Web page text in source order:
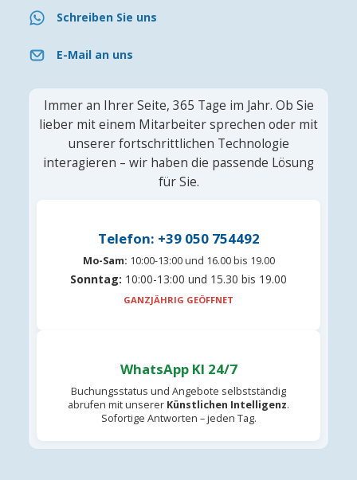
Schreiben Sie uns
E-Mail an uns
Immer an Ihrer Seite, 365 Tage im Jahr. Ob Sie
lieber mit einem Mitarbeiter sprechen oder mit
unserer fortschrittlichen Technologie
interagieren – wir haben die passende Lösung
für Sie.
Telefon: +39 050 754492
Mo-Sam: 10:00-13:00 und 16.00 bis 19.00
Sonntag: 10:00-13:00 und 15.30 bis 19.00
GANZJÄHRIG GEÖFFNET
WhatsApp KI 24/7
Buchungsstatus und Angebote selbstständig
abrufen mit unserer Künstlichen Intelligenz.
Sofortige Antworten – jeden Tag.